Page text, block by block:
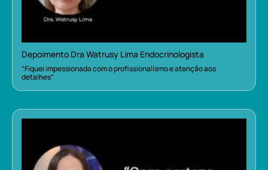
Depoimento Dra Watrusy Lima Endocrinologista
“Fiquei impessionada com o profissionalismo e atenção aos
detalhes”